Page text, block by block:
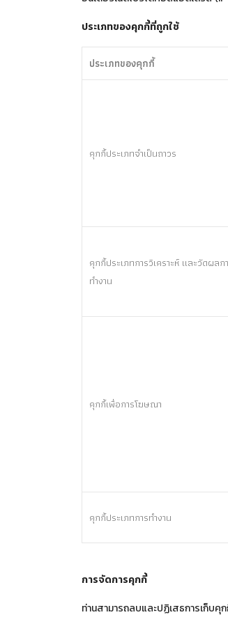
ประเภทของคุกกี้ที่ถูกใช้
ประเภทของคุกกี้
คุกกี้ประเภทจำเป็นถาวร
คุกกี้ประเภทการวิเคราะห์ และวัดผลก
ทำงาน
คุกกี้เพื่อการโฆษณา
คุกกี้ประเภทการทำงาน
การจัดการคุกกี้
ท่านสามารถลบและปฏิเสธการเก็บคุ